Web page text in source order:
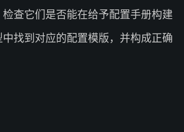
检查它们是否能在给予配置手册构建
找到对应的配置模版，并构成正确